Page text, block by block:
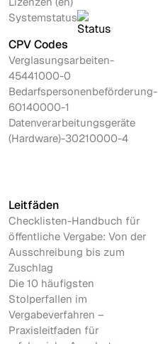
Systemstatus
CPV Codes
Verglasungsarbeiten-
45441000-0
Bedarfspersonenbeförderung-
60140000-1
Datenverarbeitungsgeräte
(Hardware)-30210000-4
Leitfäden
Checklisten-Handbuch für
öffentliche Vergabe: Von der
Ausschreibung bis zum
Zuschlag
Die 10 häufigsten
Stolperfallen im
Vergabeverfahren –
Praxisleitfaden für